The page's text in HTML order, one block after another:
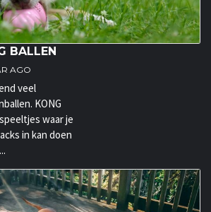
BALLEN
AGO
veel
KONG
waar je
in kan doen